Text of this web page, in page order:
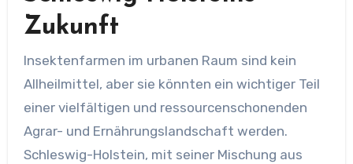
Zukunft
Insektenfarmen im urbanen Raum sind kein
Allheilmittel, aber sie könnten ein wichtiger Teil
einer vielfältigen und ressourcenschonenden
Agrar- und Ernährungslandschaft werden.
Schleswig-Holstein, mit seiner Mischung aus